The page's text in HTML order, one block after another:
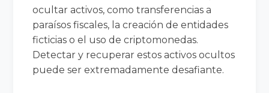
ocultar activos, como transferencias a
paraísos fiscales, la creación de entidades
ficticias o el uso de criptomonedas.
Detectar y recuperar estos activos ocultos
puede ser extremadamente desafiante.